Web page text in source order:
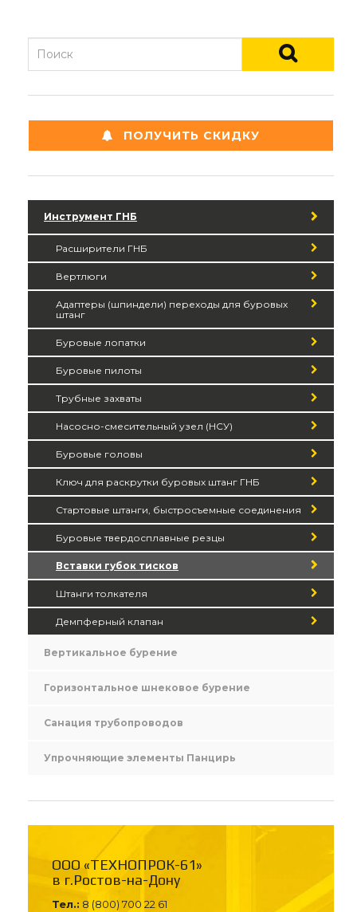
ПОЛУЧИТЬ СКИДКУ
Инструмент ГНБ
Расширители ГНБ
Вертлюги
Адаптеры (шпиндели) переходы для буровых
штанг
Буровые лопатки
Буровые пилоты
Трубные захваты
Насосно-смесительный узел (НСУ)
Буровые головы
Ключ для раскрутки буровых штанг ГНБ
Стартовые штанги, быстросъемные соединения
Буровые твердосплавные резцы
Вставки губок тисков
Штанги толкателя
Демпферный клапан
Вертикальное бурение
Горизонтальное шнековое бурение
Санация трубопроводов
Упрочняющие элементы Панцирь
ООО «ТЕХНОПРОК-61»
в г.Ростов-на-Дону
Тел.: 8 (800) 700 22 61